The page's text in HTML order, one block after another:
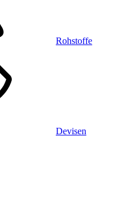
Rohstoffe
Devisen